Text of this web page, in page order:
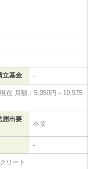
立基金 -
在 月額：5,050円～10,575
届出要
不要
-
リート